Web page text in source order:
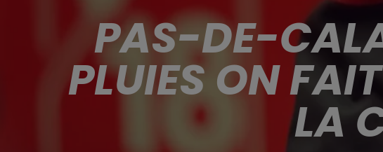
PAS-DE-
PLUIES ON
LA